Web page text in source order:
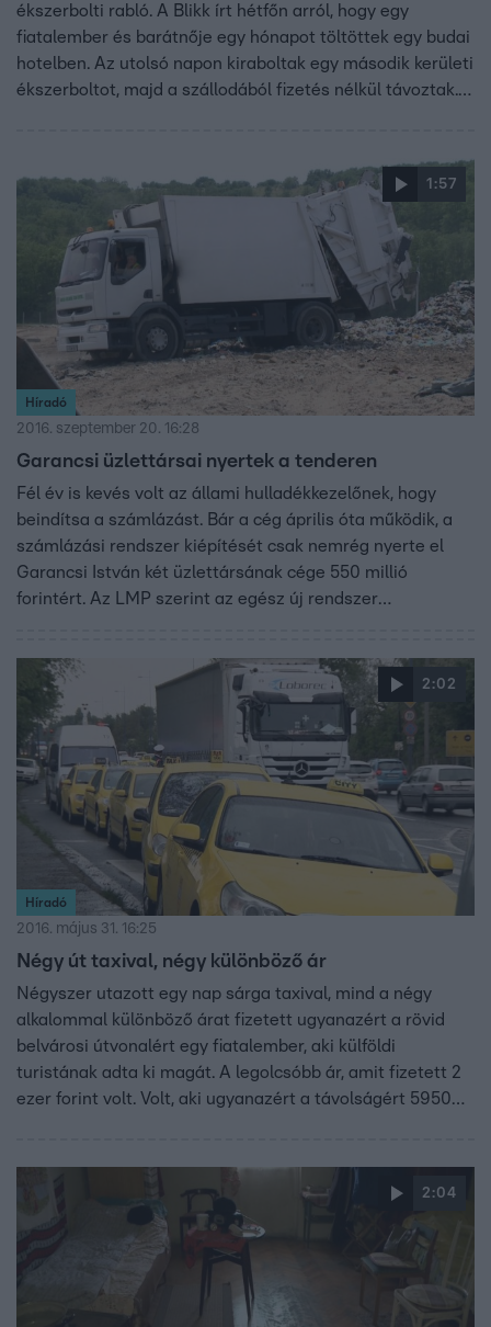
ékszerbolti rabló. A Blikk írt hétfőn arról, hogy egy
fiatalember és barátnője egy hónapot töltöttek egy budai
hotelben. Az utolsó napon kiraboltak egy második kerületi
ékszerboltot, majd a szállodából fizetés nélkül távoztak.
1:57
Híradó
2016. szeptember 20. 16:28
Garancsi üzlettársai nyertek a tenderen
Fél év is kevés volt az állami hulladékkezelőnek, hogy
beindítsa a számlázást. Bár a cég április óta működik, a
számlázási rendszer kiépítését csak nemrég nyerte el
Garancsi István két üzlettársának cége 550 millió
forintért. Az LMP szerint az egész új rendszer
2:02
Híradó
2016. május 31. 16:25
Négy út taxival, négy különböző ár
Négyszer utazott egy nap sárga taxival, mind a négy
alkalommal különböző árat fizetett ugyanazért a rövid
belvárosi útvonalért egy fiatalember, aki külföldi
turistának adta ki magát. A legolcsóbb ár, amit fizetett 2
ezer forint volt. Volt, aki ugyanazért a távolságért 5950
2:04